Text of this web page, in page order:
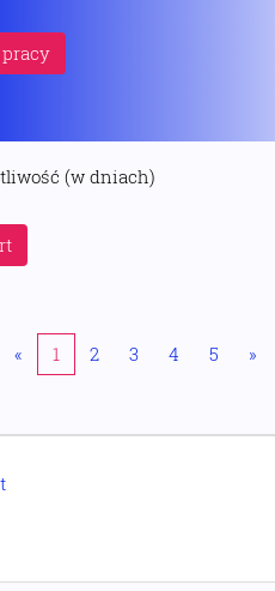
(w dniach)
« 1 2 3 4 5 »